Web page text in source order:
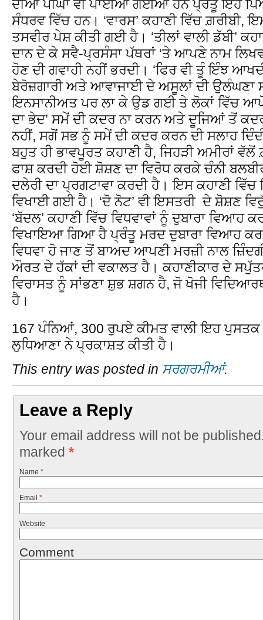
ਦੀਆਂ ਪੀਂਘਾਂ ਵੀ ਪਾਈਆਂ ਗਈਆਂ ਹਨ ਪ੍ਰੰਤੂ ਇਹ
ਸੰਧਰਵ ਵਿੱਚ ਹਨ। ‘ਵਾਰਸ’ ਕਹਾਣੀ ਵਿੱਚ ਗ਼ਰੀਬੀ,
ਤਸਵੀਰ ਪੇਸ਼ ਕੀਤੀ ਗਈ ਹੈ। ‘ਤੀਲਾਂ ਵਾਲੀ ਡੱਬੀ’
ਦਾਨ ਦੇ ਕੇ ਸਵੈ-ਪ੍ਰਸੰਸਾ ਪੱਥਰਾਂ ‘ਤੇ ਆਪਣੇ ਨਾਮ
ਹੋਣ ਦੀ ਗਵਾਹੀ ਨਹੀਂ ਭਰਦੀ। ‘ਫਿਰ ਵੀ ਤੂੰ ਇੰਝ
ਬੇਰੋਜ਼ਗਾਰੀ ਅਤੇ ਆਵਾਜਾਈ ਦੇ ਅਸੂਲਾਂ ਦੀ ਉਲੰਘਣਾ
ਇਨਸਾਨੀਅਤ ਪਰ ਲਾ ਕੇ ਉਡ ਗਈ ਤੇ ਲੋਕਾਂ ਵਿੱਚ
ਦਾ ਭੇਦ’ ਸਮੇਂ ਦੀ ਕਦਰ ਨਾ ਕਰਨ ਅਤੇ ਦੂਜਿਆਂ ਤੋਂ
ਨਹੀਂ, ਸਗੋਂ ਸਭ ਨੂੰ ਸਮੇਂ ਦੀ ਕਦਰ ਕਰਨ ਦੀ ਸਲਾਹ ਦਿੰਦੀ
ਬਹੁਤ ਹੀ ਭਾਵਪੂਰਤ ਕਹਾਣੀ ਹੈ, ਜਿਹੜੀ ਅਮੀਰਾਂ
ਫਾਸ਼ ਕਰਦੀ ਹੋਈ ਸ਼ੋਸ਼ਣ ਦਾ ਵਿਰੋਧ ਕਰਕੇ ਚੰਨੀ
ਦਲੇਰੀ ਦਾ ਪ੍ਰਗਟਾਵਾ ਕਰਦੀ ਹੈ। ਇਸ ਕਹਾਣੀ
ਵਿਖਾਈ ਗਈ ਹੈ। ‘ਦੋ ਨੋਟ’ ਵੀ ਇਸਤਰੀ ਦੇ ਸ਼ੋਸ਼ਣ
‘ਬੱਦਲ’ ਕਹਾਣੀ ਵਿੱਚ ਵਿਧਵਾਵਾਂ ਨੂੰ ਦੁਬਾਰਾ ਵਿਆਹ
ਵਿਖਾਇਆ ਗਿਆ ਹੈ ਪ੍ਰੰਤੂ ਮਰਦ ਦੁਬਾਰਾ ਵਿਆਹ
ਵਿਧਵਾ ਹੋ ਜਾਣ ਤੋਂ ਬਾਅਦ ਆਪਣੀ ਮਰਜ਼ੀ ਨਾਲ
ਔਰਤ ਦੇ ਹੱਕਾਂ ਦੀ ਵਕਾਲਤ ਹੈ। ਕਹਾਣੀਕਾਰ ਦੇ
ਵਿਰਾਸਤ ਨੂੰ ਸਾਂਭਣਾ ਸ਼ੁਭ ਸ਼ਗਨ ਹੈ, ਜੋ ਖੋਜੀ
ਹੈ।
167 ਪੰਨਿਆਂ, 300 ਰੁਪਏ ਕੀਮਤ ਵਾਲੀ ਇਹ ਪੁਸਤਕ
ਲੁਧਿਆਣਾ ਨੇ ਪ੍ਰਕਾਸ਼ਤ ਕੀਤੀ ਹੈ।
This entry was posted in ਸਰਗਰਮੀਆਂ.
Leave a Reply
Your email address will not be
marked *
Name *
Email *
Website
Comment